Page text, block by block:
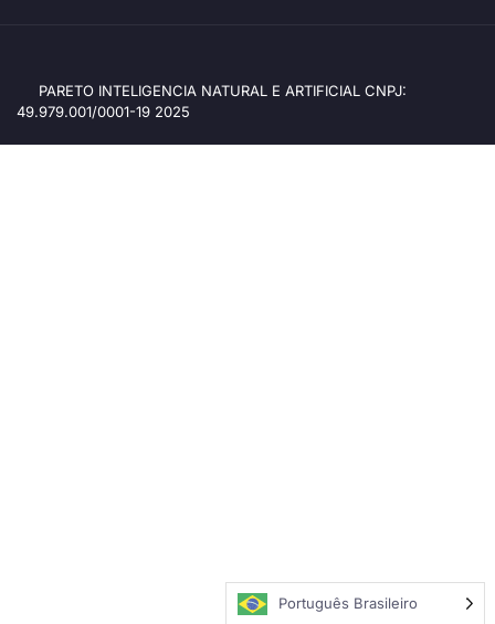
Português Brasileiro
PARETO INTELIGENCIA NATURAL E ARTIFICIAL CNPJ:
49.979.001/0001-19 2025
Português Brasileiro